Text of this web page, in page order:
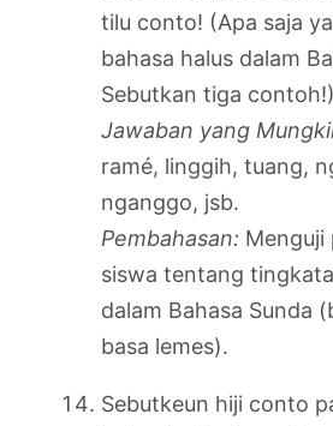
tilu conto! (Apa saja
bahasa halus dalam
Sebutkan tiga contoh!)
Jawaban yang
ramé, linggih, tuang,
nganggo, jsb.
Pembahasan: Menguji
siswa tentang
dalam Bahasa Sunda
basa lemes).
Sebutkeun hiji conto